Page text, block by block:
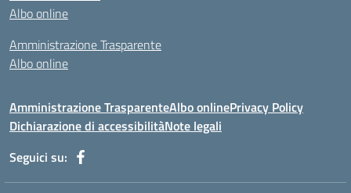
Albo online
Amministrazione Trasparente
Albo online
Amministrazione TrasparenteAlbo onlinePrivacy Policy
Dichiarazione di accessibilitàNote legali
Seguici su: